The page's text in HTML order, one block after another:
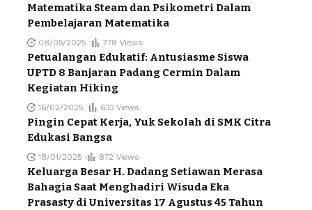
Matematika Steam dan Psikometri Dalam
Pembelajaran Matematika
08/05/2025 778 Views
Petualangan Edukatif: Antusiasme Siswa
UPTD 8 Banjaran Padang Cermin Dalam
Kegiatan Hiking
16/02/2025 633 Views
Pingin Cepat Kerja, Yuk Sekolah di SMK Citra
Edukasi Bangsa
18/01/2025 872 Views
Keluarga Besar H. Dadang Setiawan Merasa
Bahagia Saat Menghadiri Wisuda Eka
Prasasty di Universitas 17 Agustus 45 Tahun